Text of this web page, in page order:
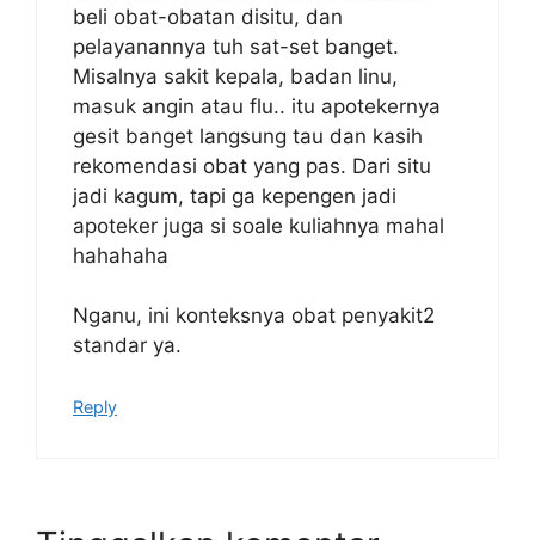
beli obat-obatan disitu, dan
pelayanannya tuh sat-set banget.
Misalnya sakit kepala, badan linu,
masuk angin atau flu.. itu apotekernya
gesit banget langsung tau dan kasih
rekomendasi obat yang pas. Dari situ
jadi kagum, tapi ga kepengen jadi
apoteker juga si soale kuliahnya mahal
hahahaha
Nganu, ini konteksnya obat penyakit2
standar ya.
Reply